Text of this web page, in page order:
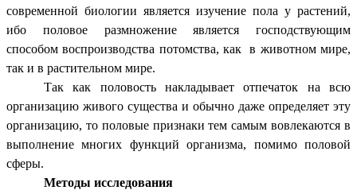
современной биологии является изучение пола у растений,
ибо половое размножение является господствующим
способом воспроизводства потомства, как в животном мире,
так и в растительном мире.
Так как половость накладывает отпечаток на всю
организацию живого существа и обычно даже определяет эту
организацию, то половые признаки тем самым вовлекаются в
выполнение многих функций организма, помимо половой
сферы.
Методы исследования